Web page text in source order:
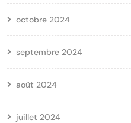
octobre 2024
septembre 2024
août 2024
juillet 2024